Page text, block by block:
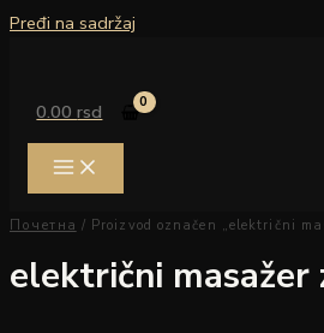
Pređi na sadržaj
0.00rsd
Почетна / Proizvod označen „električni
električni masažer